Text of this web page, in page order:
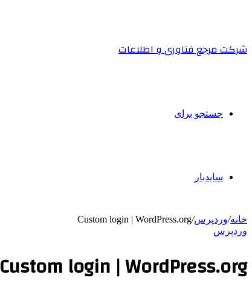
شرکت مرجع فناوری و اطلاعات
جستجو برای
سایدبار
خانه/وردپرس/
Custom login | WordPress.org
وردپرس
Custom login | WordPress.org